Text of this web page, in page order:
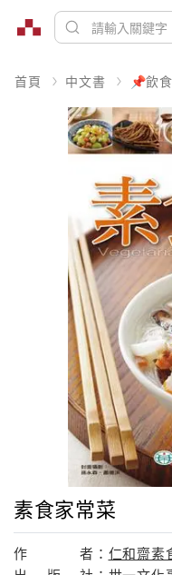
首頁 中文書 📌飲
素食家常菜
作 者： 仁和齋素